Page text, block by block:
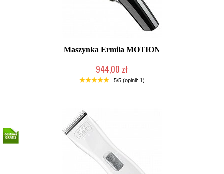
Maszynka Ermila MOTION
944,00 zł
Produkt wycofany
5/5 (opinii: 1)